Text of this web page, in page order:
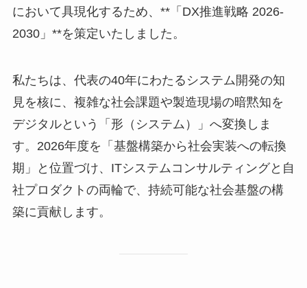
において具現化するため、**「DX推進戦略 2026-
2030」**を策定いたしました。
私たちは、代表の40年にわたるシステム開発の知
見を核に、複雑な社会課題や製造現場の暗黙知を
デジタルという「形（システム）」へ変換しま
す。2026年度を「基盤構築から社会実装への転換
期」と位置づけ、ITシステムコンサルティングと自
社プロダクトの両輪で、持続可能な社会基盤の構
築に貢献します。